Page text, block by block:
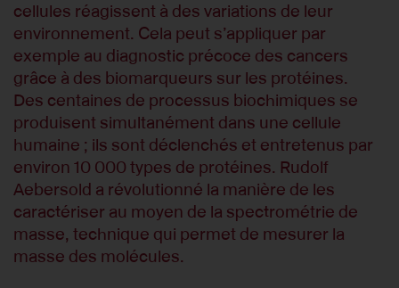
cellules réagissent à des variations de leur
environnement. Cela peut s’appliquer par
exemple au diagnostic précoce des cancers
grâce à des biomarqueurs sur les protéines.
Des centaines de processus biochimiques se
produisent simultanément dans une cellule
humaine ; ils sont déclenchés et entretenus par
environ 10 000 types de protéines. Rudolf
Aebersold a révolutionné la manière de les
caractériser au moyen de la spectrométrie de
masse, technique qui permet de mesurer la
masse des molécules.